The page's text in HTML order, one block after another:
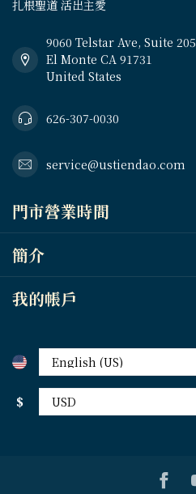
扎根聖道 活出主愛
9060 Telstar Ave, Suite 205
El Monte CA 91731
United States
626-307-0030
service@ustiendao.com
門市營業時間
簡介
我的帳戶
$